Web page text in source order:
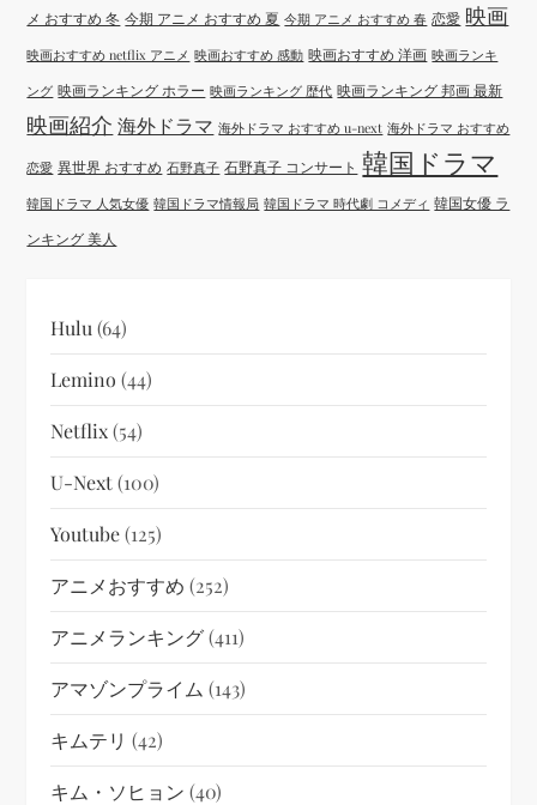
メ おすすめ 冬 今期 アニメ おすすめ 夏 今期 アニメ おすすめ 春 恋愛 映画
映画おすすめ netflix アニメ 映画おすすめ 感動 映画おすすめ 洋画 映画ランキ
ング 映画ランキング ホラー 映画ランキング 歴代 映画ランキング 邦画 最新
映画紹介 海外ドラマ 海外ドラマ おすすめ u-next 海外ドラマ おすすめ
恋愛 異世界 おすすめ 石野真子 石野真子 コンサート 韓国ドラマ
韓国ドラマ 人気女優 韓国ドラマ情報局 韓国ドラマ 時代劇 コメディ 韓国女優 ラ
ンキング 美人
Hulu (64)
Lemino (44)
Netflix(54)
U-Next(100)
Youtube(125)
アニメおすすめ (252)
アニメランキング(411)
アマゾンプライム (143)
キムテリ (42)
キム・ソヒョン (40)